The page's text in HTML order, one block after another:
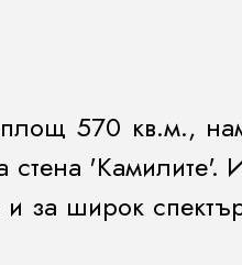
площ 570 кв.м.,
стена 'Камилите'.
за широк